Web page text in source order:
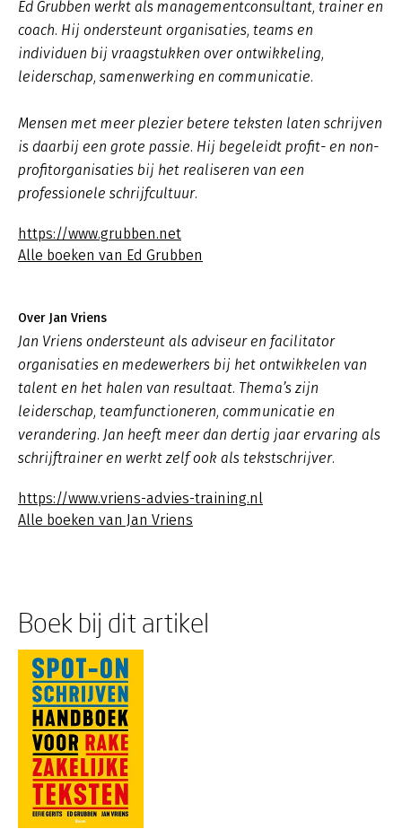
Ed Grubben werkt als managementconsultant, trainer en
coach. Hij ondersteunt organisaties, teams en
individuen bij vraagstukken over ontwikkeling,
leiderschap, samenwerking en communicatie.
Mensen met meer plezier betere teksten laten schrijven
is daarbij een grote passie. Hij begeleidt profit- en non-
profitorganisaties bij het realiseren van een
professionele schrijfcultuur.
https://www.grubben.net
Alle boeken van Ed Grubben
Over Jan Vriens
Jan Vriens ondersteunt als adviseur en facilitator
organisaties en medewerkers bij het ontwikkelen van
talent en het halen van resultaat. Thema’s zijn
leiderschap, teamfunctioneren, communicatie en
verandering. Jan heeft meer dan dertig jaar ervaring als
schrijftrainer en werkt zelf ook als tekstschrijver.
https://www.vriens-advies-training.nl
Alle boeken van Jan Vriens
Boek bij dit artikel